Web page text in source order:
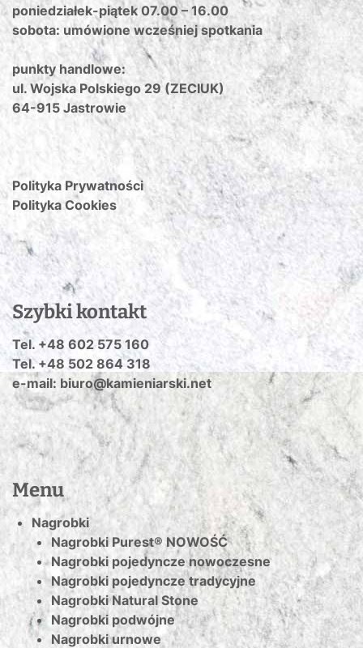
poniedziałek-piątek 07.00 – 16.00
sobota: umówione wcześniej spotkania
punkty handlowe:
ul. Wojska Polskiego 29 (ZECIUK)
64-915 Jastrowie
Polityka Prywatności
Polityka Cookies
Szybki kontakt
Tel. +48 602 575 160
Tel. +48 502 864 318
e-mail: biuro@kamieniarski.net
Menu
Nagrobki
Nagrobki Purest® NOWOŚĆ
Nagrobki pojedyncze nowoczesne
Nagrobki pojedyncze tradycyjne
Nagrobki Natural Stone
Nagrobki podwójne
Nagrobki urnowe